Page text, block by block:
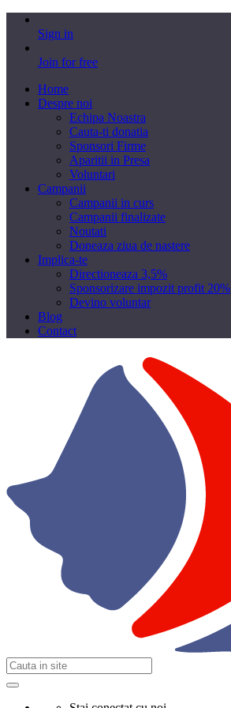
Sign in
Join for free
Home
Despre noi
Echipa Noastra
Cauta-ti donatia
Sponsori Firme
Aparitii in Presa
Voluntari
Campanii
Campanii in curs
Campanii finalizate
Noutati
Doneaza ziua de nastere
Implica-te
Directioneaza 3,5%
Sponsorizare impozit profit 20%
Devino voluntar
Blog
Contact